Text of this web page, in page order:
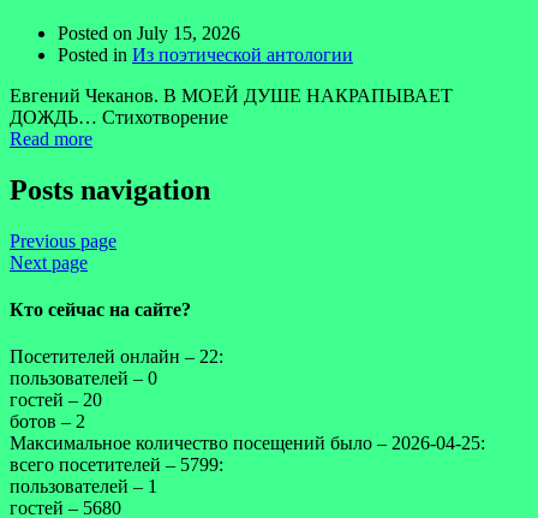
Posted on July 15, 2026
Posted in Из поэтической антологии
Евгений Чеканов. В МОЕЙ ДУШЕ НАКРАПЫВАЕТ
ДОЖДЬ… Стихотворение
Read more
Posts navigation
Previous page
Next page
Кто сейчас на сайте?
Посетителей онлайн – 22:
пользователей – 0
гостей – 20
ботов – 2
Максимальное количество посещений было – 2026-04-25:
всего посетителей – 5799:
пользователей – 1
гостей – 5680